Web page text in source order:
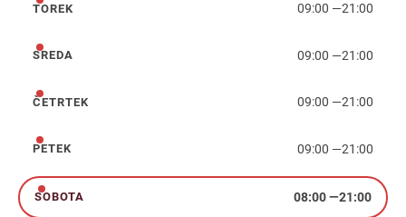
torek
TOREK 09:00 —21:00
sreda
SREDA 09:00 —21:00
četrtek
ČETRTEK 09:00 —21:00
petek
PETEK 09:00 —21:00
sobota
SOBOTA 08:00—21:00